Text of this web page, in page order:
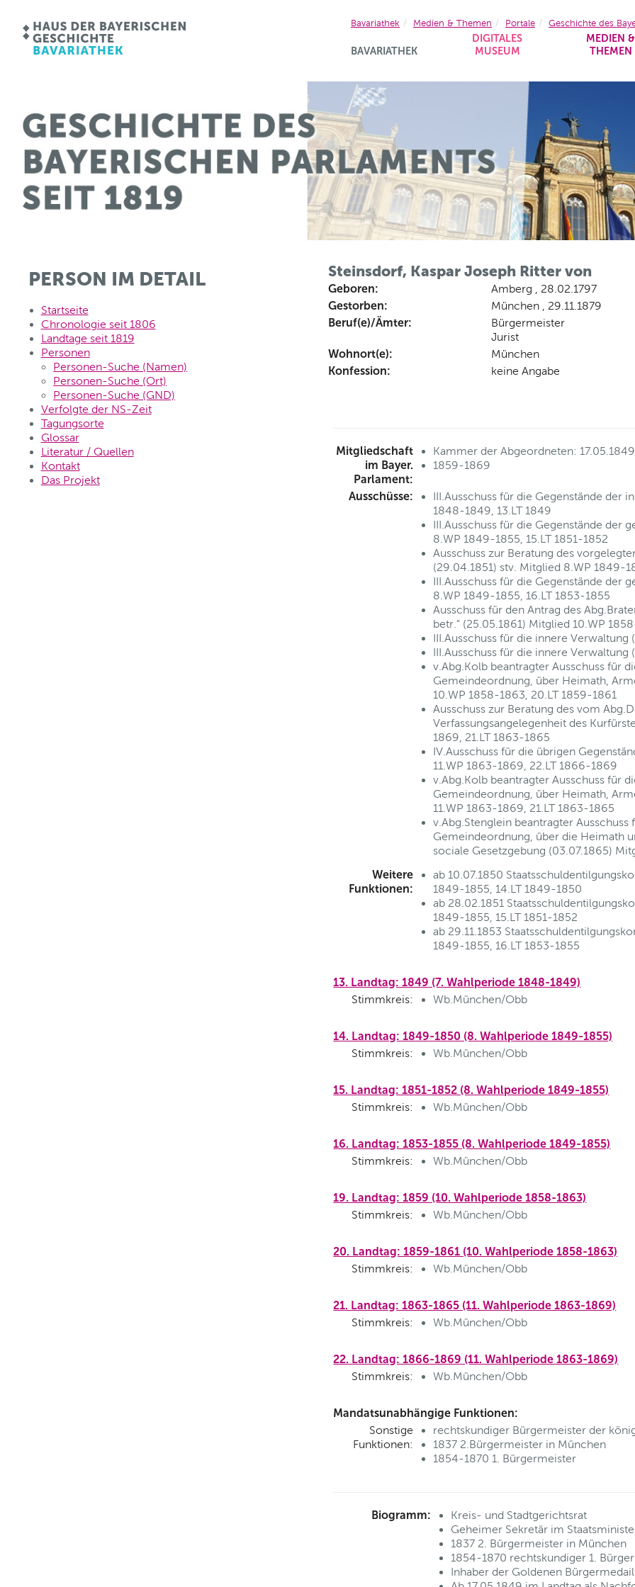
BAVARIATHEK
DIGITALES
MUSEUM
MEDIEN &
THEMEN
Bavariathek Medien & Themen Portale Geschichte des
PERSON IM DETAIL
Startseite
Chronologie seit 1806
Landtage seit 1819
Personen
Personen-Suche (Namen)
Personen-Suche (Ort)
Personen-Suche (GND)
Verfolgte der NS-Zeit
Tagungsorte
Glossar
Literatur / Quellen
Kontakt
Das Projekt
Steinsdorf, Kaspar Joseph Ritter von
Geboren: Amberg , 28.02.1797
Gestorben: München , 29.11.1879
Beruf(e)/Ämter:
Bürgermeister
Jurist
Wohnort(e): München
Konfession: keine Angabe
Mitgliedschaft
im Bayer.
Parlament:
Kammer der Abgeordneten:
1859-1869
Ausschüsse:
III.Ausschuss für die Gegenstände der
1848-1849, 13.LT 1849
III.Ausschuss für die Gegenstände der
8.WP 1849-1855, 15.LT 1851-1852
Ausschuss zur Beratung des
(29.04.1851) stv. Mitglied 8.WP 1849-
III.Ausschuss für die Gegenstände der
8.WP 1849-1855, 16.LT 1853-1855
Ausschuss für den Antrag des
betr." (25.05.1861) Mitglied 10.WP
III.Ausschuss für die innere Verwaltung
III.Ausschuss für die innere Verwaltung
v.Abg.Kolb beantragter Ausschuss für
Gemeindeordnung, über Heimath,
10.WP 1858-1863, 20.LT 1859-1861
Ausschuss zur Beratung des vom
Verfassungsangelegenheit des
1869, 21.LT 1863-1865
IV.Ausschuss für die übrigen
11.WP 1863-1869, 22.LT 1866-1869
v.Abg.Kolb beantragter Ausschuss für
Gemeindeordnung, über Heimath,
11.WP 1863-1869, 21.LT 1863-1865
v.Abg.Stenglein beantragter
Gemeindeordnung, über die Heimath
sociale Gesetzgebung (03.07.1865)
Weitere
Funktionen:
ab 10.07.1850
1849-1855, 14.LT 1849-1850
ab 28.02.1851
1849-1855, 15.LT 1851-1852
ab 29.11.1853
1849-1855, 16.LT 1853-1855
13. Landtag: 1849 (7. Wahlperiode 1848-1849)
Stimmkreis: Wb.München/Obb
14. Landtag: 1849-1850 (8. Wahlperiode 1849-1855)
Stimmkreis: Wb.München/Obb
15. Landtag: 1851-1852 (8. Wahlperiode 1849-1855)
Stimmkreis: Wb.München/Obb
16. Landtag: 1853-1855 (8. Wahlperiode 1849-1855)
Stimmkreis: Wb.München/Obb
19. Landtag: 1859 (10. Wahlperiode 1858-1863)
Stimmkreis: Wb.München/Obb
20. Landtag: 1859-1861 (10. Wahlperiode 1858-1863)
Stimmkreis: Wb.München/Obb
21. Landtag: 1863-1865 (11. Wahlperiode 1863-1869)
Stimmkreis: Wb.München/Obb
22. Landtag: 1866-1869 (11. Wahlperiode 1863-1869)
Stimmkreis: Wb.München/Obb
Mandatsunabhängige Funktionen:
Sonstige
Funktionen:
rechtskundiger Bürgermeister der
1837 2.Bürgermeister in München
1854-1870 1. Bürgermeister
Biogramm:
Kreis- und Stadtgerichtsrat
Geheimer Sekretär im
1837 2. Bürgermeister in München
1854-1870 rechtskundiger 1.
Inhaber der Goldenen